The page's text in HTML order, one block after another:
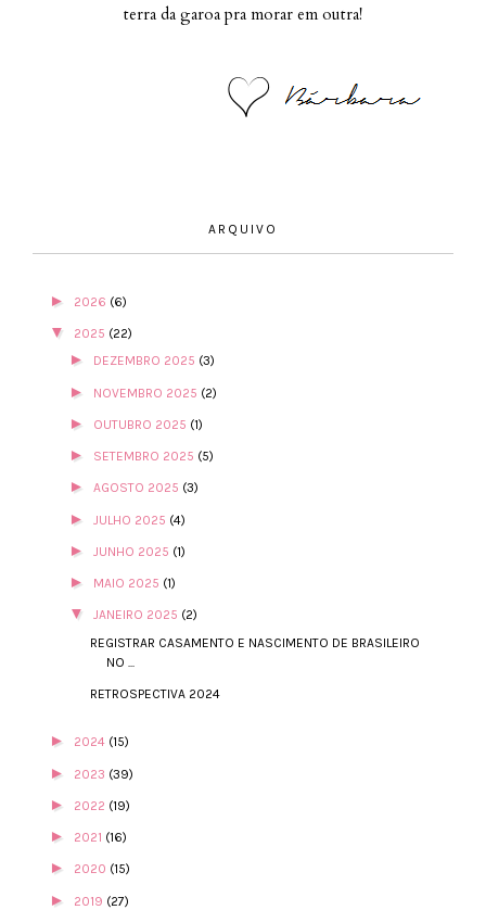
terra da garoa pra morar em outra!
ARQUIVO
► 2026 (6)
▼ 2025 (22)
► DEZEMBRO 2025 (3)
► NOVEMBRO 2025 (2)
► OUTUBRO 2025 (1)
► SETEMBRO 2025 (5)
► AGOSTO 2025 (3)
► JULHO 2025 (4)
► JUNHO 2025 (1)
► MAIO 2025 (1)
▼ JANEIRO 2025 (2)
REGISTRAR CASAMENTO E NASCIMENTO DE BRASILEIRO
NO ...
RETROSPECTIVA 2024
► 2024 (15)
► 2023 (39)
► 2022 (19)
► 2021 (16)
► 2020 (15)
► 2019 (27)